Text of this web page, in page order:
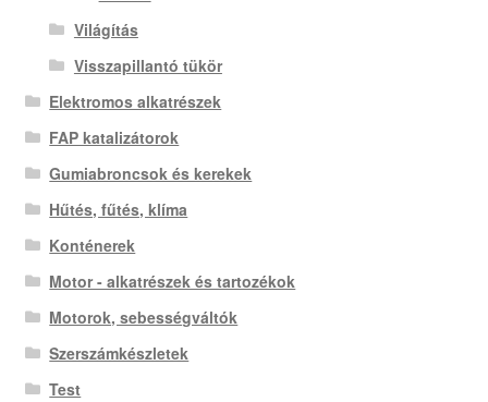
Világítás
Visszapillantó tükör
Elektromos alkatrészek
FAP katalizátorok
Gumiabroncsok és kerekek
Hűtés, fűtés, klíma
Konténerek
Motor - alkatrészek és tartozékok
Motorok, sebességváltók
Szerszámkészletek
Test